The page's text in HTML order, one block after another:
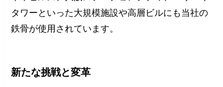
タワーといった大規模施設や高層ビルにも当社の
鉄骨が使用されています。
新たな挑戦と変革